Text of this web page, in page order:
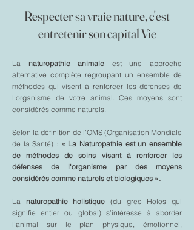
Respecter sa vraie nature, c'est
entretenir son capital Vie
La naturopathie animale est une approche
alternative complète regroupant un ensemble de
méthodes qui visent à renforcer les défenses de
l'organisme de votre animal. Ces moyens sont
considérés comme naturels.
Selon la définition de l'OMS (Organisation Mondiale
de la Santé) : « La Naturopathie est un ensemble
de méthodes de soins visant à renforcer les
défenses de l'organisme par des moyens
considérés comme naturels et biologiques ».
La naturopathie holistique (du grec Holos qui
signifie entier ou global) s’intéresse à aborder
l’animal sur le plan physique, émotionnel,